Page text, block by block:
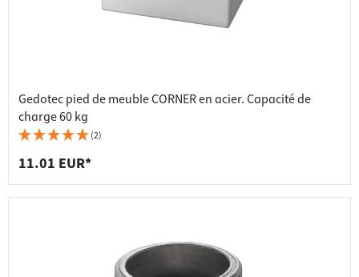
Gedotec pied de meuble CORNER en acier. Capacité de
charge 60 kg
(2)
11.01 EUR*